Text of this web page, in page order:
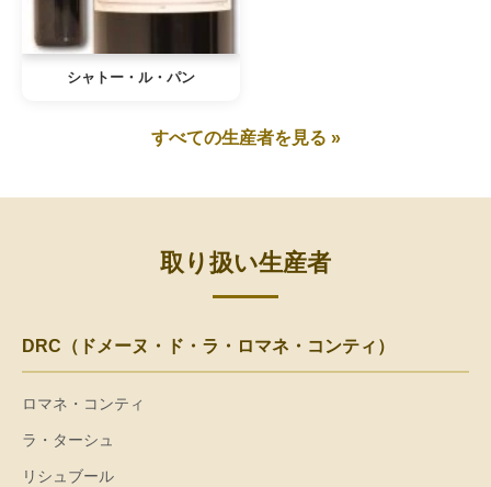
シャトー・ル・パン
すべての生産者を見る »
取り扱い生産者
DRC（ドメーヌ・ド・ラ・ロマネ・コンティ）
ロマネ・コンティ
ラ・ターシュ
リシュブール